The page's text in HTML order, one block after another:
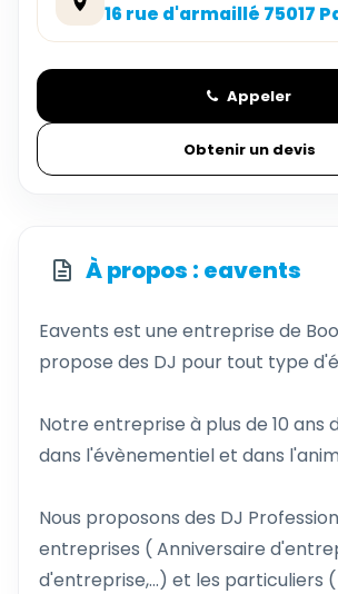
16 rue d'armaillé 75017
Appeler
Obtenir un devis
À propos : eavents
Eavents est une entreprise de
propose des DJ pour tout type
Notre entreprise à plus de 10 ans
dans l'évènementiel et dans
Nous proposons des DJ
entreprises ( Anniversaire
d'entreprise,...) et les particuliers